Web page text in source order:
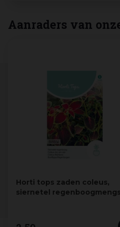
Aanraders van
Horti tops zaden coleus,
siernetel